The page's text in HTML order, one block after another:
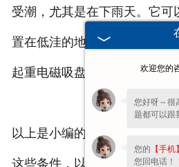
受潮，尤其是在下雨天。它可
置在低洼的地面上，如果被雨
起重电磁吸盘的使用寿命。
以上是小编的两个介绍。使用
这些条件，以尽可能延长设备
欢迎您的
您好呀～很
题都可以跟
您的 【手机】
您回电话！